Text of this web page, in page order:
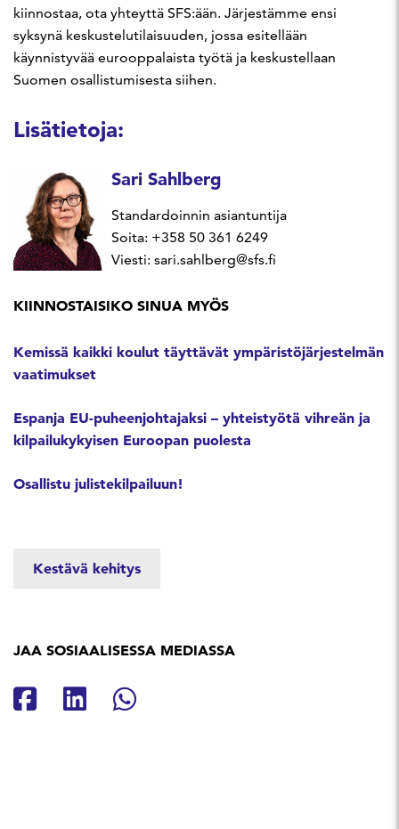
kiinnostaa, ota yhteyttä SFS:ään. Järjestämme ensi
syksynä keskustelutilaisuuden, jossa esitellään
käynnistyvää eurooppalaista työtä ja keskustellaan
Suomen osallistumisesta siihen.
Lisätietoja:
Sari Sahlberg
Standardoinnin asiantuntija
Soita: +358 50 361 6249
Viesti: sari.sahlberg@sfs.fi
KIINNOSTAISIKO SINUA MYÖS
Kemissä kaikki koulut täyttävät ympäristöjärjestelmän
vaatimukset
Espanja EU-puheenjohtajaksi – yhteistyötä vihreän ja
kilpailukykyisen Euroopan puolesta
Osallistu julistekilpailuun!
Kestävä kehitys
JAA SOSIAALISESSA MEDIASSA
Jaa Facebookissa
Jaa Linkedinissä
Jaa Whatsappissa